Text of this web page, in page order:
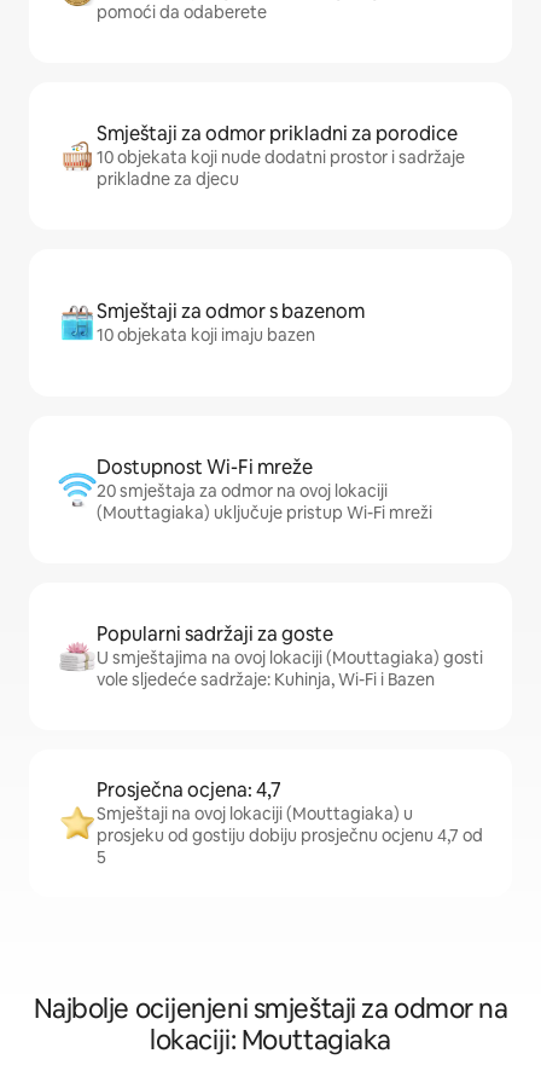
pomoći da odaberete
Smještaji za odmor prikladni za porodice
10 objekata koji nude dodatni prostor i sadržaje
prikladne za djecu
Smještaji za odmor s bazenom
10 objekata koji imaju bazen
Dostupnost Wi-Fi mreže
20 smještaja za odmor na ovoj lokaciji
(Mouttagiaka) uključuje pristup Wi-Fi mreži
Popularni sadržaji za goste
U smještajima na ovoj lokaciji (Mouttagiaka) gosti
vole sljedeće sadržaje: Kuhinja, Wi-Fi i Bazen
Prosječna ocjena: 4,7
Smještaji na ovoj lokaciji (Mouttagiaka) u
prosjeku od gostiju dobiju prosječnu ocjenu 4,7 od
5
Najbolje ocijenjeni smještaji za odmor na
lokaciji: Mouttagiaka